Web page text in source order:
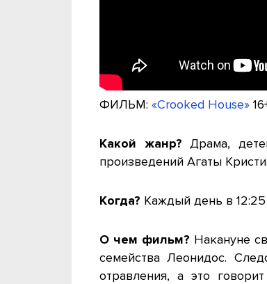
ФИЛЬМ: «Crooked House»
Какой жанр? Драма,
произведений Агаты Кристи.
Когда? Каждый день в 12:25
О чем фильм? Накануне
семейства Леонидос.
отравления, а это